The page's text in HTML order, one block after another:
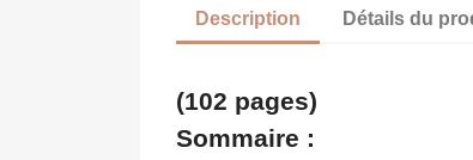
Description Détails du
(102 pages)
Sommaire :